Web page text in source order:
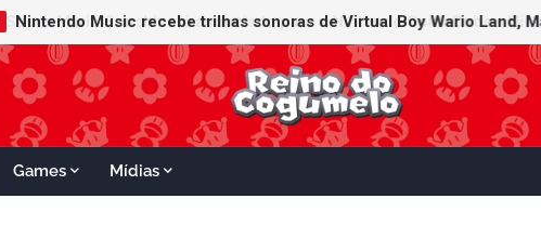
Games Mídias